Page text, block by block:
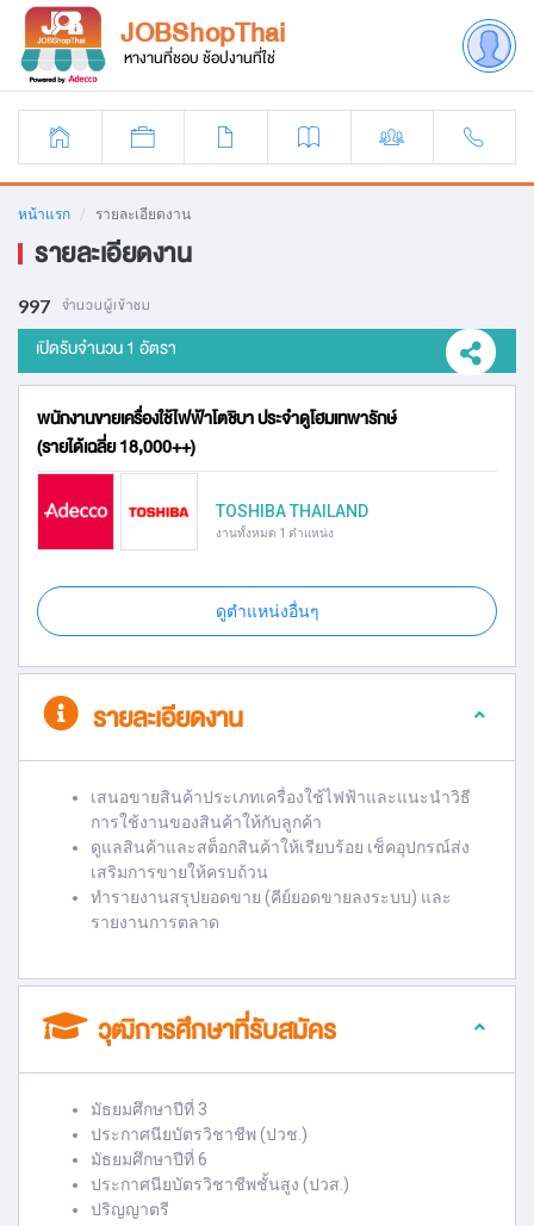
JOBShopThai
หางานที่ชอบ ช้อปงานที่ใช่
หน้าแรก รายละเอียดงาน
รายละเอียดงาน
997 จำนวนผู้เข้าชม
เปิดรับจำนวน 1 อัตรา
พนักงานขายเครื่องใช้ไฟฟ้าโตชิบา ประจำดูโฮมเทพารักษ์
(รายได้เฉลี่ย 18,000++)
TOSHIBA THAILAND
งานทั้งหมด 1 ตำแหน่ง
ดูตำแหน่งอื่นๆ
รายละเอียดงาน
เสนอขายสินค้าประเภทเครื่องใช้ไฟฟ้าและแนะนำวิธี
การใช้งานของสินค้าให้กับลูกค้า
ดูแลสินค้าและสต็อกสินค้าให้เรียบร้อย เช็คอุปกรณ์ส่ง
เสริมการขายให้ครบถ้วน
ทำรายงานสรุปยอดขาย (คีย์ยอดขายลงระบบ) และ
รายงานการตลาด
วุฒิการศึกษาที่รับสมัคร
มัธยมศึกษาปีที่ 3
ประกาศนียบัตรวิชาชีพ (ปวช.)
มัธยมศึกษาปีที่ 6
ประกาศนียบัตรวิชาชีพชั้นสูง (ปวส.)
ปริญญาตรี